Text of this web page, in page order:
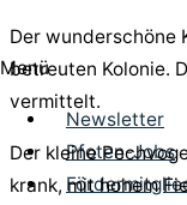
Menü
Newsletter
Pfoten-Jobs
Der wunderschöne
betreuten Kolonie.
vermittelt.
Der kleine
krank, mit hohem